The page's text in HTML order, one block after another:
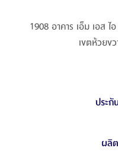
1908 อาคาร เอ็ม เอส ไ
เขตห้วยข
ประกั
ผลิ